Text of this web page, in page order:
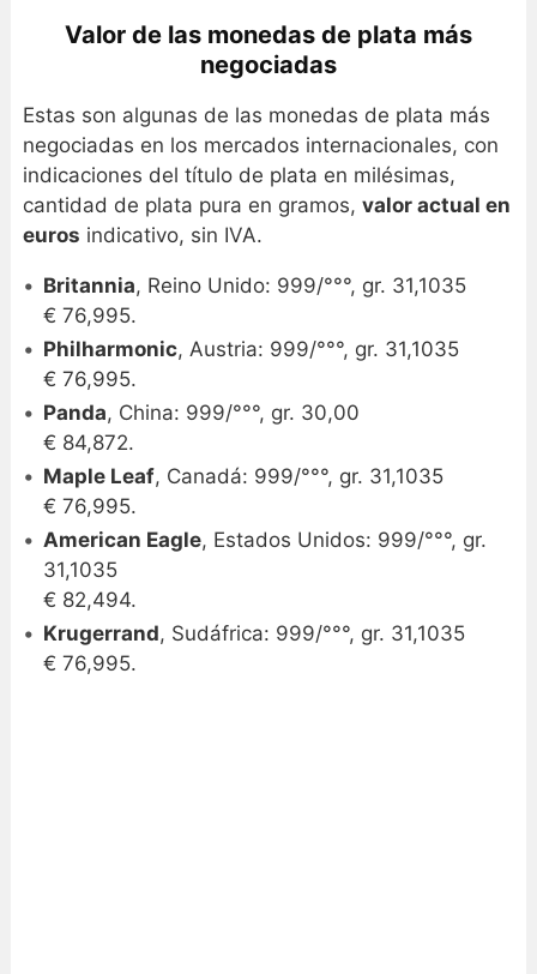
Valor de las monedas de plata más
negociadas
Estas son algunas de las monedas de plata más
negociadas en los mercados internacionales, con
indicaciones del título de plata en milésimas,
cantidad de plata pura en gramos, valor actual en
euros indicativo, sin IVA.
Britannia, Reino Unido: 999/°°°, gr. 31,1035
€ 76,995.
Philharmonic, Austria: 999/°°°, gr. 31,1035
€ 76,995.
Panda, China: 999/°°°, gr. 30,00
€ 84,872.
Maple Leaf, Canadá: 999/°°°, gr. 31,1035
€ 76,995.
American Eagle, Estados Unidos: 999/°°°, gr.
31,1035
€ 82,494.
Krugerrand, Sudáfrica: 999/°°°, gr. 31,1035
€ 76,995.